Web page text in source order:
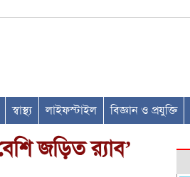
স্বাস্থ্য লাইফস্টাইল বিজ্ঞান ও প্রযুক্তি
জড়িত র‌্যাব’